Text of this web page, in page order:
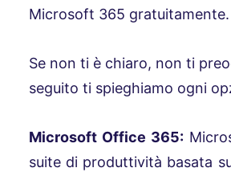
Microsoft 365 gratuitamente.
Se non ti è chiaro, non ti
seguito ti spieghiamo ogni
Microsoft Office 365:
suite di produttività basata